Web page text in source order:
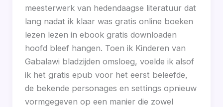
meesterwerk van hedendaagse literatuur dat
lang nadat ik klaar was gratis online boeken
lezen lezen in ebook gratis downloaden
hoofd bleef hangen. Toen ik Kinderen van
Gabalawi bladzijden omsloeg, voelde ik alsof
ik het gratis epub voor het eerst beleefde,
de bekende personages en settings opnieuw
vormgegeven op een manier die zowel